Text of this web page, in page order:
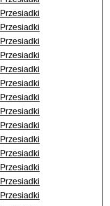
Przesiadki
Przesiadki
Przesiadki
Przesiadki
Przesiadki
Przesiadki
Przesiadki
Przesiadki
Przesiadki
Przesiadki
Przesiadki
Przesiadki
Przesiadki
Przesiadki